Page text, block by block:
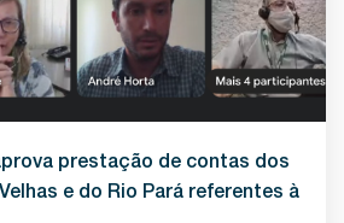
prestação de contas dos
e do Rio Pará referentes à